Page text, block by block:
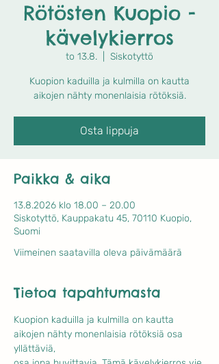
Rötösten Kuopio -
kävelykierros
to 13.8. Siskotyttö
Kuopion kaduilla ja kulmilla on kautta
aikojen nähty monenlaisia rötöksiä.
Osta lippuja
Paikka & aika
13.8.2026 klo 18.00 – 20.00
Siskotyttö, Kauppakatu 45, 70110 Kuopio,
Suomi
Viimeinen saatavilla oleva päivämäärä
Tietoa tapahtumasta
Kuopion kaduilla ja kulmilla on kautta
aikojen nähty monenlaisia rötöksiä osa
yllättäviä,